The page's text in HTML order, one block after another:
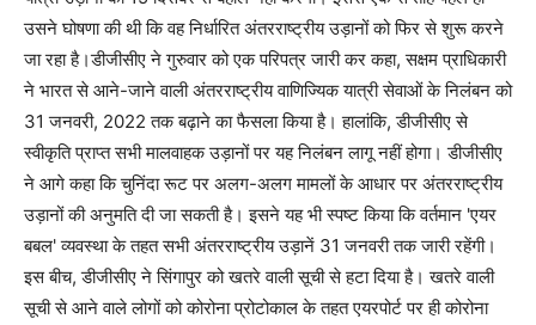
उसने घोषणा की थी कि वह निर्धारित अंतरराष्ट्रीय उड़ानों को फिर से शुरू करने
जा रहा है।डीजीसीए ने गुरुवार को एक परिपत्र जारी कर कहा, सक्षम प्राधिकारी
ने भारत से आने-जाने वाली अंतरराष्ट्रीय वाणिज्यिक यात्री सेवाओं के निलंबन को
31 जनवरी, 2022 तक बढ़ाने का फैसला किया है। हालांकि, डीजीसीए से
स्वीकृति प्राप्त सभी मालवाहक उड़ानों पर यह निलंबन लागू नहीं होगा। डीजीसीए
ने आगे कहा कि चुनिंदा रूट पर अलग-अलग मामलों के आधार पर अंतरराष्ट्रीय
उड़ानों की अनुमति दी जा सकती है। इसने यह भी स्पष्ट किया कि वर्तमान 'एयर
बबल' व्यवस्था के तहत सभी अंतरराष्ट्रीय उड़ानें 31 जनवरी तक जारी रहेंगी।
इस बीच, डीजीसीए ने सिंगापुर को खतरे वाली सूची से हटा दिया है। खतरे वाली
सूची से आने वाले लोगों को कोरोना प्रोटोकाल के तहत एयरपोर्ट पर ही कोरोना